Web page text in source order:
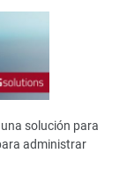
solución para
administrar